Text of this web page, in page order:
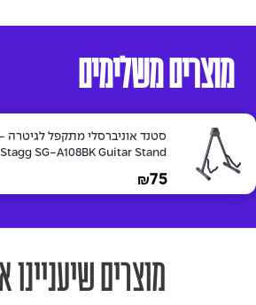
מוצרים משלימים
סטנד אוניברסלי מתקפל לגיטרה -
Stagg SG-A108BK Guitar Stand
₪75
מוצרים שיעניינו